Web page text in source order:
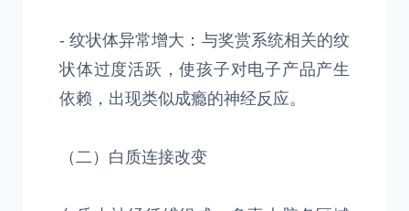
- 纹状体异常增大：与奖赏系统相关的纹
状体过度活跃，使孩子对电子产品产生
依赖，出现类似成瘾的神经反应。
（二）白质连接改变